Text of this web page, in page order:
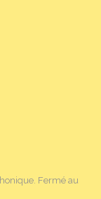
Fermé au